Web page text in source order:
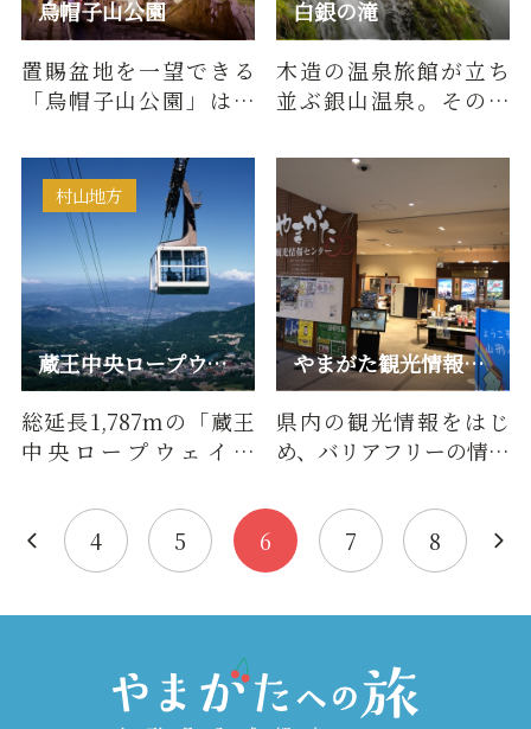
烏帽子山公園
置賜盆地を一望できる
「烏帽子山公園」は、
春は桜、夏の青葉、秋
の紅葉と…
白銀の滝
木造の温泉旅館が立ち
並ぶ銀山温泉。その銀
が整備され、四季折々
の自然を…
蔵王中央ロープウェイ
村山地方
総延長1,787mの「蔵王
中央ロープウェイ」
「温泉駅」と「鳥兜
駅」を所要時間…
やまがた観光情報センター
県内の観光情報をはじ
め、バリアフリーの情報
山形を旅する誰もが旅
行を…
4 5 6 7 8